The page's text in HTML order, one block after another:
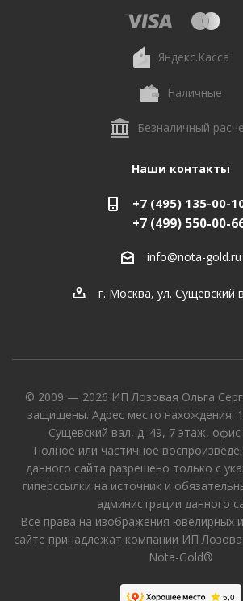
Яндекс.Касса
Наличные
Безналичный
Наши контакты
+7 (495) 135-00-
+7 (499) 550-00-
info@nota-gold.ru
г. Москва, ул. Сущевский
© 2009 — 2026 ИП Лозовая Ольга
защищены. Адрес место нахождения:
Сущевский вал, д. 49, 7 этаж,
Полное или частичное
данного сайта разрешено только с
гиперссылки на источник и
администрации данного
Все права на изображения ювелирных
сайте принадлежат компании ИП
Nota-Gold®